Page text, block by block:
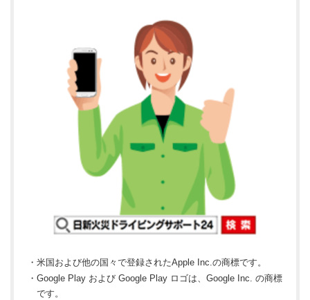
・米国および他の国々で登録されたApple Inc.の商標です。
・Google Play および Google Play ロゴは、Google Inc. の商標
です。